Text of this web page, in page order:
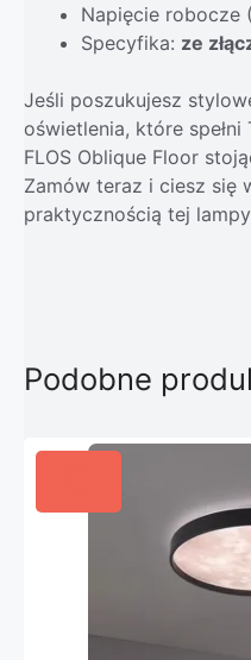
Napięcie robocze
Specyfika: ze
Jeśli poszukujesz
oświetlenia, które
FLOS Oblique Floor
Zamów teraz i ciesz się
praktycznością tej
Podobne